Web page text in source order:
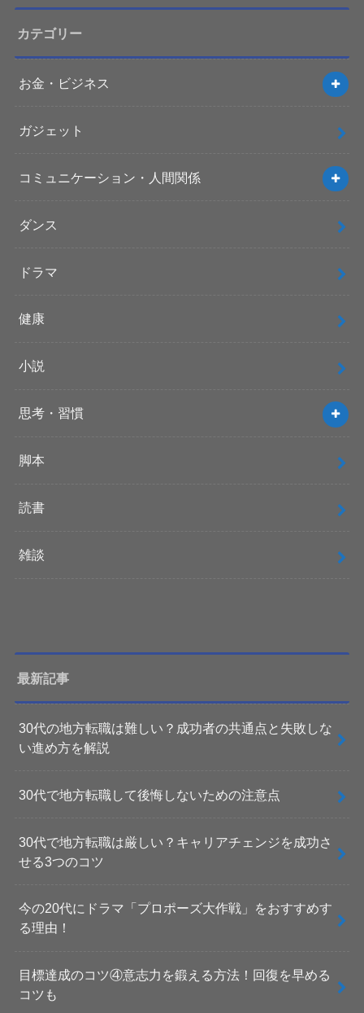
カテゴリー
お金・ビジネス
ガジェット
コミュニケーション・人間関係
ダンス
ドラマ
健康
小説
思考・習慣
脚本
読書
雑談
最新記事
30代の地方転職は難しい？成功者の共通点と失敗しな
い進め方を解説
30代で地方転職して後悔しないための注意点
30代で地方転職は厳しい？キャリアチェンジを成功さ
せる3つのコツ
今の20代にドラマ「プロポーズ大作戦」をおすすめす
る理由！
目標達成のコツ④意志力を鍛える方法！回復を早める
コツも